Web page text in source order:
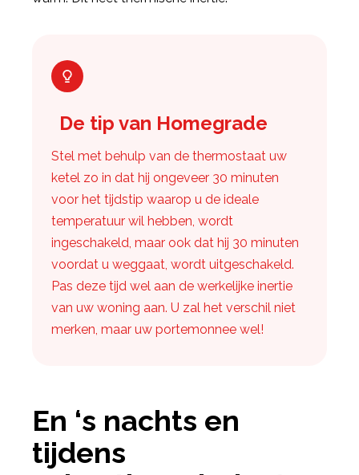
De tip van Homegrade
Stel met behulp van de thermostaat uw
ketel zo in dat hij ongeveer 30 minuten
voor het tijdstip waarop u de ideale
temperatuur wil hebben, wordt
ingeschakeld, maar ook dat hij 30 minuten
voordat u weggaat, wordt uitgeschakeld.
Pas deze tijd wel aan de werkelijke inertie
van uw woning aan. U zal het verschil niet
merken, maar uw portemonnee wel!
En ‘s nachts en
tijdens